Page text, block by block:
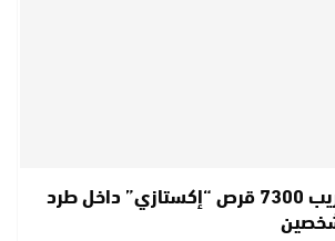
أكادير.. إحباط تهريب 7300 قرص “إكستازي” داخل طرد